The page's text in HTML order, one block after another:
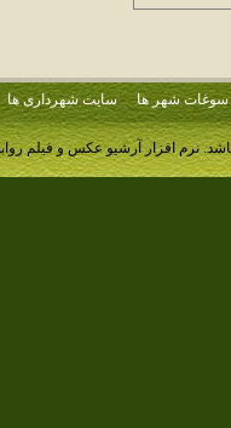
سوغات شهر ها سایت شهرداری ها
نرم افزار آرشیو عکس و فیلم